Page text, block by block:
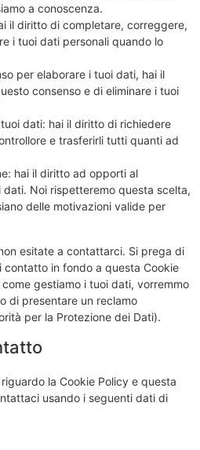
a conoscenza.
il diritto di completare, correggere,
i tuoi dati personali quando lo
per elaborare i tuoi dati, hai il
consenso e di eliminare i tuoi
dati: hai il diritto di richiedere
e trasferirli tutti quanti ad
hai il diritto ad opporti al
Noi rispetteremo questa scelta,
delle motivazioni valide per
esitate a contattarci. Si prega di
in fondo a questa Cookie
gestiamo i tuoi dati, vorremmo
di presentare un reclamo
per la Protezione dei Dati).
la Cookie Policy e questa
usando i seguenti dati di